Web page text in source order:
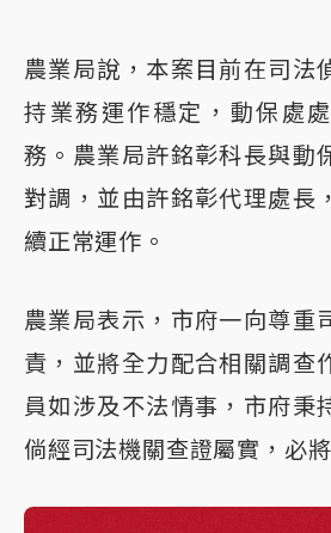
農業局說，本案目前在司法
持業務運作穩定，動保處
務。農業局許銘彰科長與動
對調，並由許銘彰代理處長
續正常運作。
農業局表示，市府一向尊重
責，並將全力配合相關調查
員如涉及不法情事，市府秉
倘經司法機關查證屬實，必